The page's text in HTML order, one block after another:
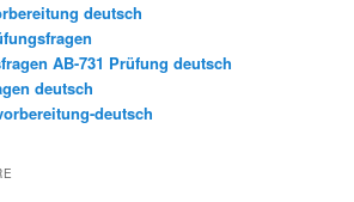
deutsch
AB-731 Prüfung deutsch
deutsch
deutsch